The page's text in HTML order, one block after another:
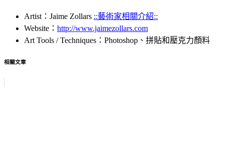
Artist：Jaime Zollars ::藝術家相關介紹::
Website： http://www.jaimezollars.com
Art Tools / Techniques：Photoshop、拼貼和壓克力顏料
相關文章